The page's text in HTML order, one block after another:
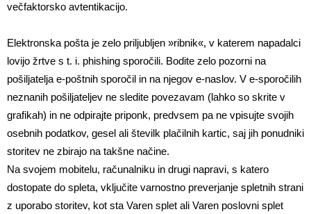
večfaktorsko avtentikacijo.
Elektronska pošta je zelo priljubljen »ribnik«, v katerem napadalci
lovijo žrtve s t. i. phishing sporočili. Bodite zelo pozorni na
pošiljatelja e-poštnih sporočil in na njegov e-naslov. V e-sporočilih
neznanih pošiljateljev ne sledite povezavam (lahko so skrite v
grafikah) in ne odpirajte priponk, predvsem pa ne vpisujte svojih
osebnih podatkov, gesel ali številk plačilnih kartic, saj jih ponudniki
storitev ne zbirajo na takšne načine.
Na svojem mobitelu, računalniku in drugi napravi, s katero
dostopate do spleta, vključite varnostno preverjanje spletnih strani
z uporabo storitev, kot sta Varen splet ali Varen poslovni splet